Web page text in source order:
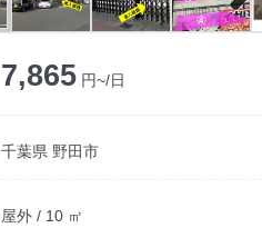
Next
7,865 円~/日
千葉県 野田市
屋外 / 10 ㎡